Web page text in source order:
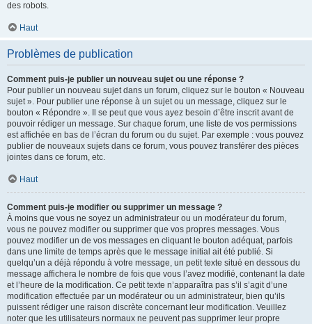
des robots.
Haut
Problèmes de publication
Comment puis-je publier un nouveau sujet ou une réponse ?
Pour publier un nouveau sujet dans un forum, cliquez sur le bouton « Nouveau
sujet ». Pour publier une réponse à un sujet ou un message, cliquez sur le
bouton « Répondre ». Il se peut que vous ayez besoin d’être inscrit avant de
pouvoir rédiger un message. Sur chaque forum, une liste de vos permissions
est affichée en bas de l’écran du forum ou du sujet. Par exemple : vous pouvez
publier de nouveaux sujets dans ce forum, vous pouvez transférer des pièces
jointes dans ce forum, etc.
Haut
Comment puis-je modifier ou supprimer un message ?
À moins que vous ne soyez un administrateur ou un modérateur du forum,
vous ne pouvez modifier ou supprimer que vos propres messages. Vous
pouvez modifier un de vos messages en cliquant le bouton adéquat, parfois
dans une limite de temps après que le message initial ait été publié. Si
quelqu’un a déjà répondu à votre message, un petit texte situé en dessous du
message affichera le nombre de fois que vous l’avez modifié, contenant la date
et l’heure de la modification. Ce petit texte n’apparaîtra pas s’il s’agit d’une
modification effectuée par un modérateur ou un administrateur, bien qu’ils
puissent rédiger une raison discrète concernant leur modification. Veuillez
noter que les utilisateurs normaux ne peuvent pas supprimer leur propre